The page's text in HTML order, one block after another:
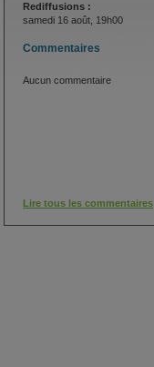
Rediffusions :
samedi 16 août, 19h00
Commentaires
Aucun commentaire
Lire tous les commentaires